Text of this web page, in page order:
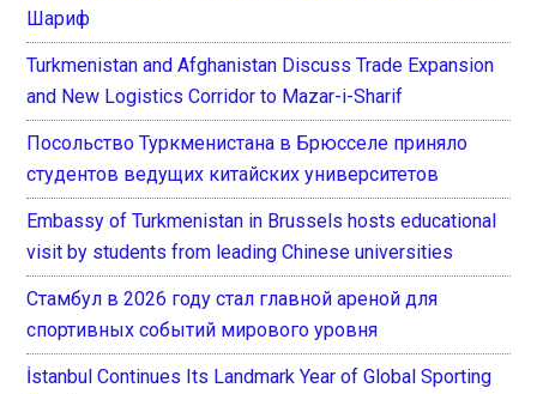
Шариф
Turkmenistan and Afghanistan Discuss Trade Expansion
and New Logistics Corridor to Mazar-i-Sharif
Посольство Туркменистана в Брюсселе приняло
студентов ведущих китайских университетов
Embassy of Turkmenistan in Brussels hosts educational
visit by students from leading Chinese universities
Стамбул в 2026 году стал главной ареной для
спортивных событий мирового уровня
İstanbul Continues Its Landmark Year of Global Sporting